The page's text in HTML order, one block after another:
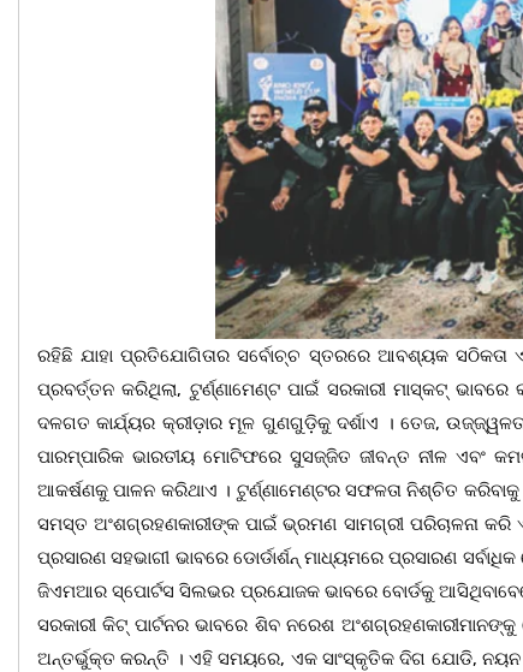
ରହିଛି ଯାହା ପ୍ରତିଯୋଗିତାର ସର୍ବୋଚ୍ଚ ସ୍ତରରେ ଆବଶ୍ୟକ ସଠିକତା
ପ୍ରବର୍ତ୍ତନ କରିଥିଲା, ଟୁର୍ଣ୍ଣାମେଣ୍ଟ ପାଇଁ ସରକାରୀ ମାସ୍କଟ୍
ଦଳଗତ କାର୍ଯ୍ୟର କ୍ରୀଡ଼ାର ମୂଳ ଗୁଣଗୁଡ଼ିକୁ ଦର୍ଶାଏ । ତେଜ,
ପାରମ୍ପାରିକ ଭାରତୀୟ ମୋଟିଫରେ ସୁସଜ୍ଜିତ ଜୀବନ୍ତ ନୀଳ
ଆକର୍ଷଣକୁ ପାଳନ କରିଥାଏ । ଟୁର୍ଣ୍ଣାମେଣ୍ଟର ସଫଳତା ନିଶ୍ଚିତ
ସମସ୍ତ ଅଂଶଗ୍ରହଣକାରୀଙ୍କ ପାଇଁ ଭ୍ରମଣ ସାମଗ୍ରୀ ପରିଚାଳନା କରି
ପ୍ରସାରଣ ସହଭାଗୀ ଭାବରେ ଡୋର୍ଡାର୍ଶନ୍ ମାଧ୍ୟମରେ ପ୍ରସାରଣ
ଜିଏମଆର ସ୍ପୋର୍ଟସ ସିଲଭର ପ୍ରଯୋଜକ ଭାବରେ ବୋର୍ଡକୁ
ସରକାରୀ କିଟ୍‌ ପାର୍ଟନର ଭାବରେ ଶିବ ନରେଶ ଅଂଶଗ୍ରହଣକାରୀମାନଙ୍କୁ
ଅନ୍ତର୍ଭୁକ୍ତ କରନ୍ତି । ଏହି ସମୟରେ, ଏକ ସାଂସ୍କୃତିକ ଦିଗ ଯୋଡି, ନୟନ